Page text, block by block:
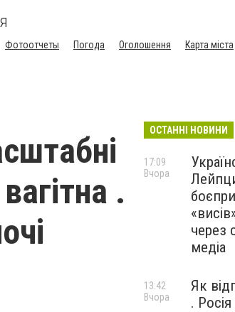
Фотоотчеты Погода Оголошення
Карта міста
.
ОСТАННІ НОВИНИ
через
медіа
17:09
Вчора
Як
.
13:42
Вчора